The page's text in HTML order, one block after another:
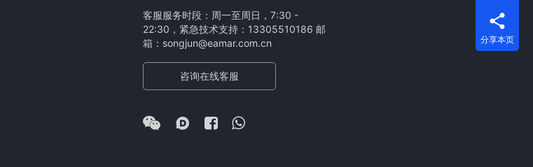
客服服务时段：周一至周日，7:30 -
22:30，紧急技术支持：13305510186 邮
箱：songjun@eamar.com.cn
咨询在线客服
分享本页